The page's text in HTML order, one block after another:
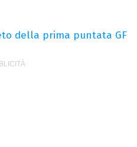
della prima puntata GF